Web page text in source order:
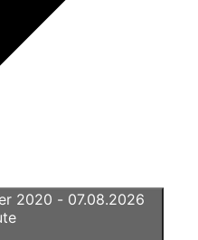
2020 - 07.08.2026